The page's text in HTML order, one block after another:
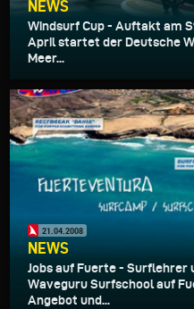
NEWS
Windsurf Cup - Auftakt am
April startet der Deutsche
Meer...
21.04.2008
NEWS
Jobs auf Fuerte - Surflehrer
Waveguru Surfschool auf
Angebot und...